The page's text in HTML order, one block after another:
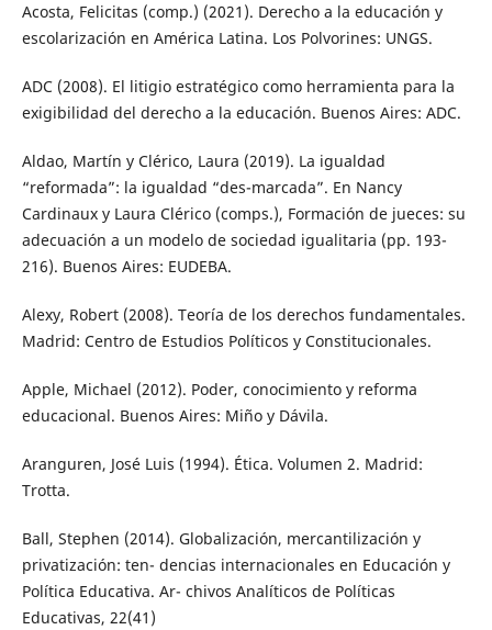
Acosta, Felicitas (comp.) (2021). Derecho a la educación y
escolarización en América Latina. Los Polvorines: UNGS.
ADC (2008). El litigio estratégico como herramienta para la
exigibilidad del derecho a la educación. Buenos Aires: ADC.
Aldao, Martín y Clérico, Laura (2019). La igualdad
“reformada”: la igualdad “des-marcada”. En Nancy
Cardinaux y Laura Clérico (comps.), Formación de jueces: su
adecuación a un modelo de sociedad igualitaria (pp. 193-
216). Buenos Aires: EUDEBA.
Alexy, Robert (2008). Teoría de los derechos fundamentales.
Madrid: Centro de Estudios Políticos y Constitucionales.
Apple, Michael (2012). Poder, conocimiento y reforma
educacional. Buenos Aires: Miño y Dávila.
Aranguren, José Luis (1994). Ética. Volumen 2. Madrid:
Trotta.
Ball, Stephen (2014). Globalización, mercantilización y
privatización: ten- dencias internacionales en Educación y
Política Educativa. Ar- chivos Analíticos de Políticas
Educativas, 22(41)